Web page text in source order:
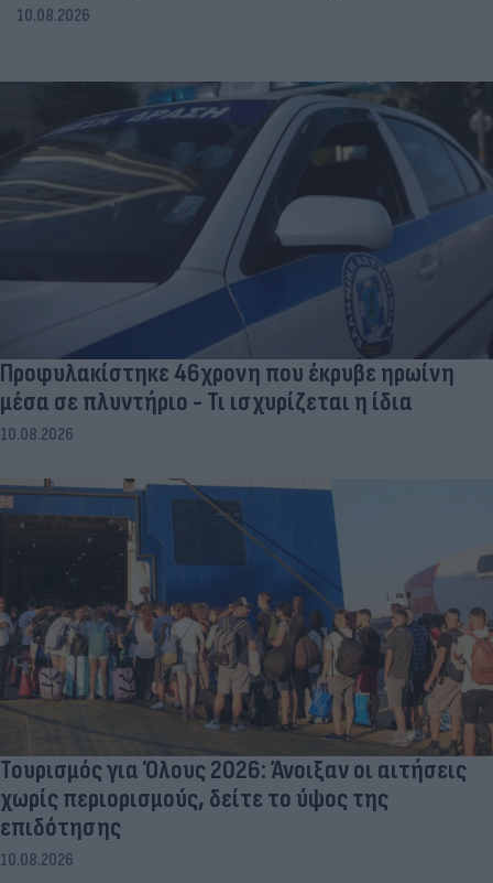
10.08.2026
Προφυλακίστηκε 46χρονη που έκρυβε ηρωίνη
μέσα σε πλυντήριο - Τι ισχυρίζεται η ίδια
10.08.2026
Τουρισμός για Όλους 2026: Άνοιξαν οι αιτήσεις
χωρίς περιορισμούς, δείτε το ύψος της
επιδότησης
10.08.2026